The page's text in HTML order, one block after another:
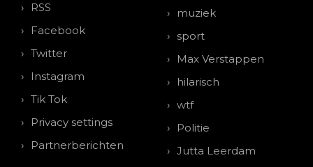
RSS
Facebook
Twitter
Instagram
Tik Tok
Privacy settings
Partnerberichten
muziek
sport
Max Verstappen
hilarisch
wtf
Politie
Jutta Leerdam